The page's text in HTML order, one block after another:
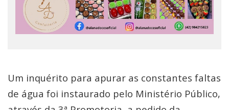
Um inquérito para apurar as constantes faltas
de água foi instaurado pelo Ministério Público,